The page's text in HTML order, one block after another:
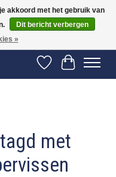
binnen 2-5 werkdagen
Verlanglijst
met
akkoord met het gebruik van
Dit bericht verbergen
»